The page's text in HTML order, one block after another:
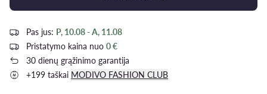
Pas jus: P, 10.08 - A, 11.08
Pristatymo kaina nuo 0 €
30 dienų grąžinimo garantija
+199 taškai MODIVO FASHION CLUB